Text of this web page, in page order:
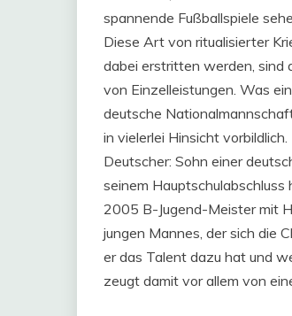
spannende Fußballspiele
Diese Art von ritualisierter
dabei erstritten werden, sind
von Einzelleistungen. Was
deutsche
in vielerlei Hinsicht
Deutscher: Sohn einer
seinem
2005 B-Jugend-Meister mit
jungen Mannes, der sich die
er das Talent dazu hat und
zeugt damit vor allem von